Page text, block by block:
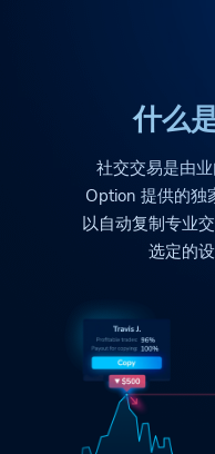
什么
社交交易是由
Option 提供的独
以自动复制专业
选定的